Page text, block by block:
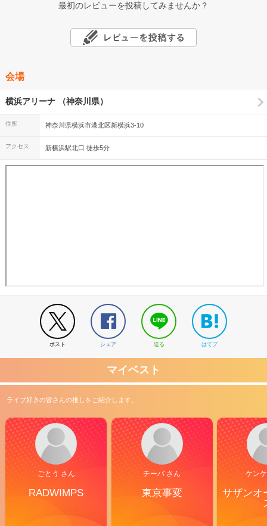
最初のレビューを投稿してみませんか？
会場
横浜アリーナ （神奈川県）
住所 神奈川県横浜市港北区新横浜3-10
アクセス 新横浜駅北口 徒歩5分
ポスト シェア 送る はてブ
マイベスト
ライブ好きの皆さんの推しをご紹介します。
ごとう さん
RADWIMPS
チーバ さん
東京事変
ケン
サザンオ